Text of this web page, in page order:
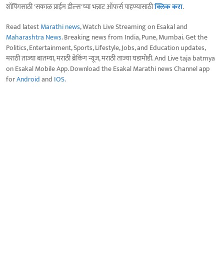
शॉपिंगसाठी 'सकाळ प्राईम डील्स'च्या भन्नाट ऑफर्स पाहण्यासाठीक्लिक करा.
Read latestMarathi news, Watch Live Streaming on Esakal and
Maharashtra News. Breaking news from India, Pune, Mumbai. Get the
Politics, Entertainment, Sports, Lifestyle, Jobs, and Education updates,
मराठी ताज्या बातम्या, मराठी ब्रेकिंग न्यूज, मराठी ताज्या घडामोडी. And Live taja batmya
on Esakal Mobile App. Download the Esakal Marathi news Channel app
forAndroidand IOS.